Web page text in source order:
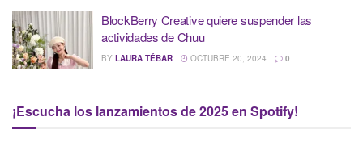
BlockBerry Creative quiere suspender las
actividades de Chuu
BY LAURA TÉBAR OCTUBRE 20, 2024 0
¡Escucha los lanzamientos de 2025 en Spotify!